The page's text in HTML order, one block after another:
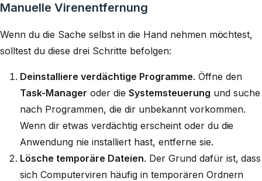
Manuelle Virenentfernung
Wenn du die Sache selbst in die Hand nehmen möchtest,
solltest du diese drei Schritte befolgen:
Deinstalliere verdächtige Programme. Öffne den
Task-Manager oder die Systemsteuerung und suche
nach Programmen, die dir unbekannt vorkommen.
Wenn dir etwas verdächtig erscheint oder du die
Anwendung nie installiert hast, entferne sie.
Lösche temporäre Dateien. Der Grund dafür ist, dass
sich Computerviren häufig in temporären Ordnern